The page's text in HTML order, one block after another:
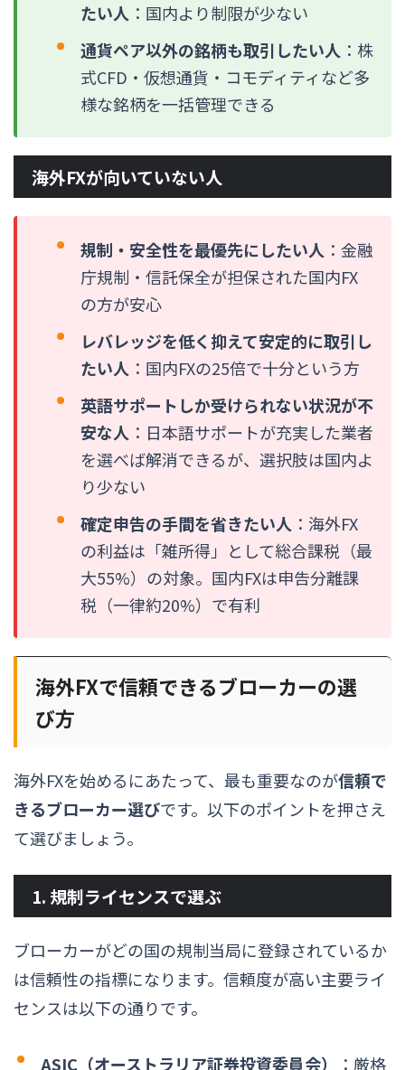
たい人 ：国内より制限が少ない
通貨ペア以外の銘柄も取引したい人 ：株
式CFD・仮想通貨・コモディティなど多
様な銘柄を一括管理できる
海外FXが向いていない人
規制・安全性を最優先にしたい人 ：金融
庁規制・信託保全が担保された国内FX
の方が安心
レバレッジを低く抑えて安定的に取引し
たい人 ：国内FXの25倍で十分という方
英語サポートしか受けられない状況が不
安な人 ：日本語サポートが充実した業者
を選べば解消できるが、選択肢は国内よ
り少ない
確定申告の手間を省きたい人 ：海外FX
の利益は「雑所得」として総合課税（最
大55%）の対象。国内FXは申告分離課
税（一律約20%）で有利
海外FXで信頼できるブローカーの選
び方
海外FXを始めるにあたって、最も重要なのが信頼で
きるブローカー選びです。以下のポイントを押さえ
て選びましょう。
1. 規制ライセンスで選ぶ
ブローカーがどの国の規制当局に登録されているか
は信頼性の指標になります。信頼度が高い主要ライ
センスは以下の通りです。
ASIC（オーストラリア証券投資委員会） ：厳格